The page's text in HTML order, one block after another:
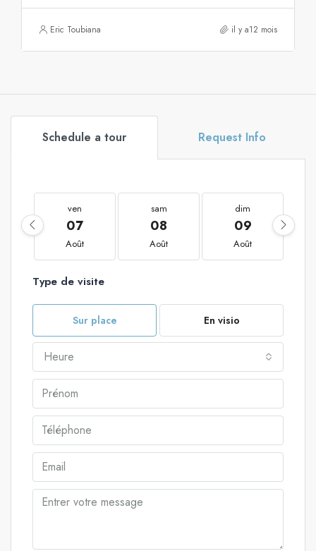
Eric Toubiana il y a12 mois
Schedule a tour Request Info
ven
07
Août
sam
08
Août
dim
09
Août
Type de visite
Sur place En visio
Heure